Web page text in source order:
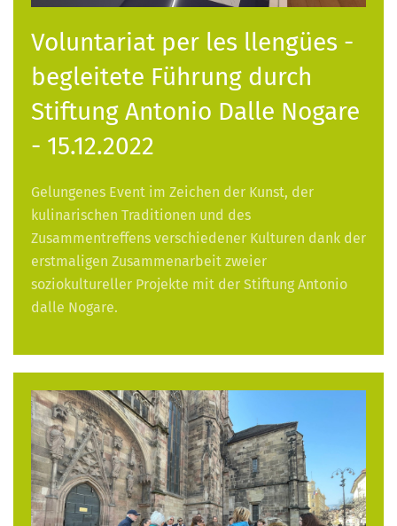
Voluntariat per les llengües -
begleitete Führung durch
Stiftung Antonio Dalle Nogare
- 15.12.2022
Gelungenes Event im Zeichen der Kunst, der
kulinarischen Traditionen und des
Zusammentreffens verschiedener Kulturen dank der
erstmaligen Zusammenarbeit zweier
soziokultureller Projekte mit der Stiftung Antonio
dalle Nogare.